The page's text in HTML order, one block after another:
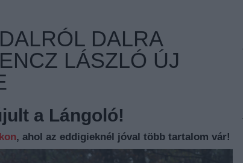
DALRA
LÁSZLÓ ÚJ
a Lángoló!
, ahol az eddigieknél jóval több tartalom vár!